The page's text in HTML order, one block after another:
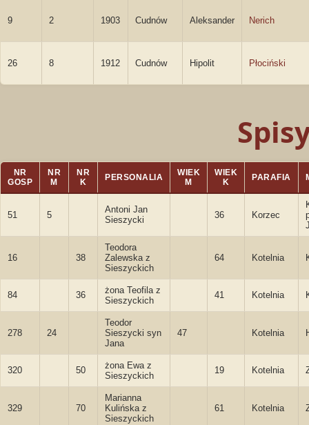
9 2 1903 Cudnów Aleksander Nerich
26 8 1912 Cudnów Hipolit Płociński
NR
GOSP
NR
M
NR
K
PERSONALIA
WIEK
M
WIEK
K
PARAFIA
51 5
Antoni Jan
Sieszycki
36 Korzec
16 38
Teodora
Zalewska z
Sieszyckich
64 Kotelnia
84 36
żona Teofila z
Sieszyckich
41 Kotelnia
278 24
Teodor
Sieszycki syn
Jana
47 Kotelnia
320 50
żona Ewa z
Sieszyckich
19 Kotelnia
329 70
Marianna
Kulińska z
Sieszyckich
61 Kotelnia